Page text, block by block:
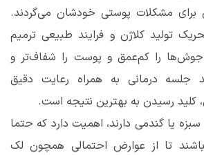
برای مشکلات پوستی خودشان می‌گردند.
تولید کلاژن و فرایند طبیعی ترمیم
را کم‌عمق و پوست را شفاف‌تر و
جلسه درمانی به همراه رعایت دقیق
کلید رسیدن به بهترین نتیجه است.
یا گندمی دارند، اهمیت دارد که حتما
تا از عوارض احتمالی همچون لک